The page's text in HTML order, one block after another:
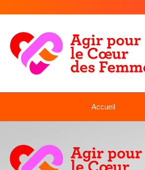
Accueil